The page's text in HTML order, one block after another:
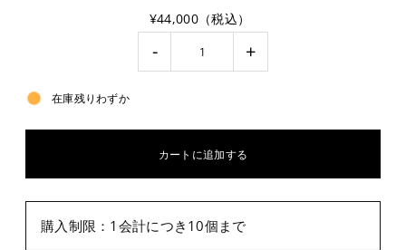
¥44,000（税込）
- +
在庫残りわずか
購入制限：1会計につき10個まで